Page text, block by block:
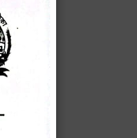
अधिकृत